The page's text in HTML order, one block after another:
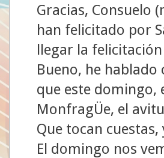
Gracias, Consuelo
han felicitado por
llegar la
Bueno, he
que este domingo,
MonfragÜe, el
Que tocan
El domingo nos